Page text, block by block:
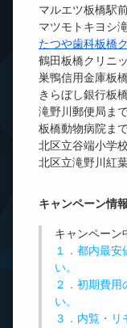
マルエツ板橋駅
マツモトキヨシ
たつや歯科板橋
鶴田板橋クリニ
巣鴨信用金庫板
きらぼし銀行板
滝野川郵便局ま
板橋動物病院ま
北区立谷端小学
北区立滝野川紅
キャンペーン情報
キャンペーン
１．都内最安
い。
２．初期費用
い。
３．内覧・リ